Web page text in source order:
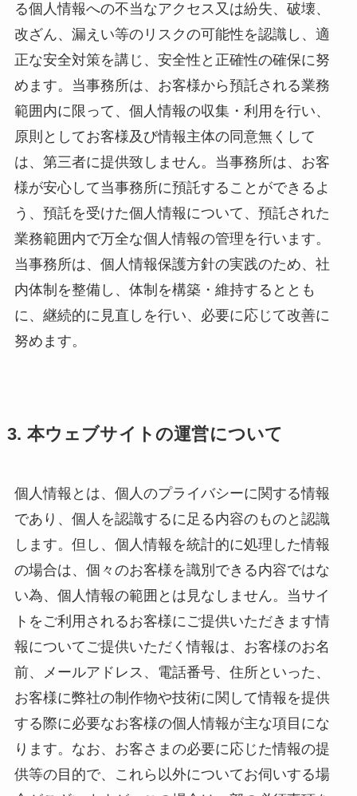
る個人情報への不当なアクセス又は紛失、破壊、
改ざん、漏えい等のリスクの可能性を認識し、適
正な安全対策を講じ、安全性と正確性の確保に努
めます。当事務所は、お客様から預託される業務
範囲内に限って、個人情報の収集・利用を行い、
原則としてお客様及び情報主体の同意無くして
は、第三者に提供致しません。当事務所は、お客
様が安心して当事務所に預託することができるよ
う、預託を受けた個人情報について、預託された
業務範囲内で万全な個人情報の管理を行います。
当事務所は、個人情報保護方針の実践のため、社
内体制を整備し、体制を構築・維持するととも
に、継続的に見直しを行い、必要に応じて改善に
努めます。
3. 本ウェブサイトの運営について
個人情報とは、個人のプライバシーに関する情報
であり、個人を認識するに足る内容のものと認識
します。但し、個人情報を統計的に処理した情報
の場合は、個々のお客様を識別できる内容ではな
い為、個人情報の範囲とは見なしません。当サイ
トをご利用されるお客様にご提供いただきます情
報についてご提供いただく情報は、お客様のお名
前、メールアドレス、電話番号、住所といった、
お客様に弊社の制作物や技術に関して情報を提供
する際に必要なお客様の個人情報が主な項目にな
ります。なお、お客さまの必要に応じた情報の提
供等の目的で、これら以外についてお伺いする場